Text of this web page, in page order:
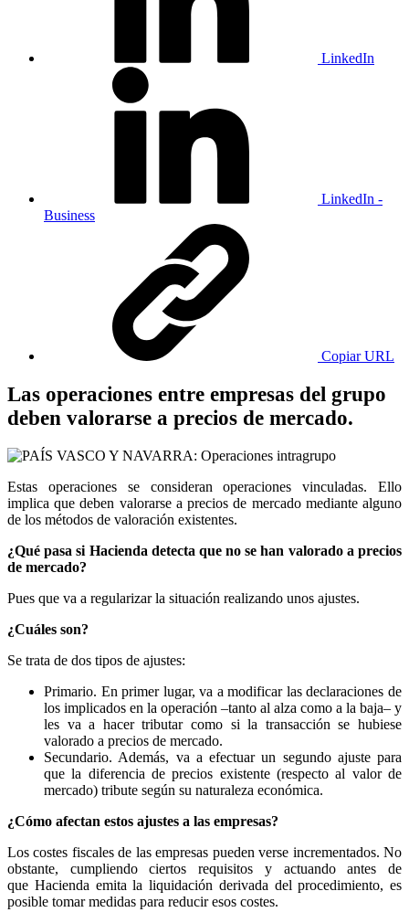
LinkedIn
LinkedIn -
Business
Copiar URL
Las operaciones entre empresas del grupo
deben valorarse a precios de mercado.
Estas operaciones se consideran operaciones vinculadas. Ello
implica que deben valorarse a precios de mercado mediante alguno
de los métodos de valoración existentes.
¿Qué pasa si Hacienda detecta que no se han valorado a precios
de mercado?
Pues que va a regularizar la situación realizando unos ajustes.
¿Cuáles son?
Se trata de dos tipos de ajustes:
Primario. En primer lugar, va a modificar las declaraciones de
los implicados en la operación –tanto al alza como a la baja– y
les va a hacer tributar como si la transacción se hubiese
valorado a precios de mercado.
Secundario. Además, va a efectuar un segundo ajuste para
que la diferencia de precios existente (respecto al valor de
mercado) tribute según su naturaleza económica.
¿Cómo afectan estos ajustes a las empresas?
Los costes fiscales de las empresas pueden verse incrementados. No
obstante, cumpliendo ciertos requisitos y actuando antes de
que Hacienda emita la liquidación derivada del procedimiento, es
posible tomar medidas para reducir esos costes.